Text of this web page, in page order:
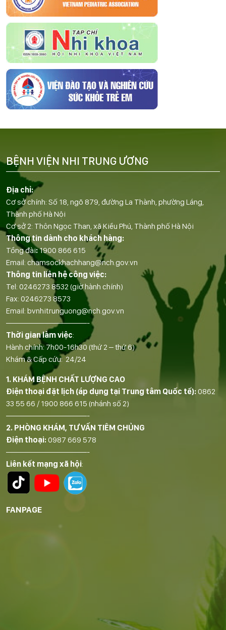
Địa chỉ:
Cơ sở chính: Số 18, ngõ 879, đường La Thành, phường Láng,
Thành phố Hà Nội
Cơ sở 2: Thôn Ngọc Than, xã Kiều Phú, Thành phố Hà Nội
Thông tin dành cho khách hàng:
Tổng đài:1900 866 615
Email: chamsockhachhang@nch.gov.vn
Thông tin liên hệ công việc:
Tel: 0246273 8532 (giờ hành chính)
Fax: 0246273 8573
Email: bvnhitrunguong@nch.gov.vn
——————————-
Thời gian làm việc:
Hành chính: 7h00-16h30 (thứ 2 – thứ 6)
Khám & Cấp cứu: 24/24
1. KHÁM BỆNH CHẤT LƯỢNG CAO
Điện thoại đặt lịch (áp dụng tại Trung tâm Quốc tế):0862
33 55 66 / 1900 866 615 (nhánh số 2)
——————————-
2. PHÒNG KHÁM, TƯ VẤN TIÊM CHỦNG
Điện thoại:0987 669 578
——————————-
Liên kết mạng xã hội:
FANPAGE
BỆNH VIỆN NHI TRUNG ƯƠNG